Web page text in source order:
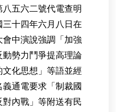
五六二號代電查明
十四年六月八日在
中演說強調「加強
勢力鬥爭提高理論
化思想」等語並經
通電要求「制裁國
內戰」等附送有民